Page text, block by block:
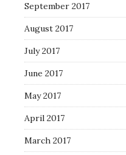
September 2017
August 2017
July 2017
June 2017
May 2017
April 2017
March 2017